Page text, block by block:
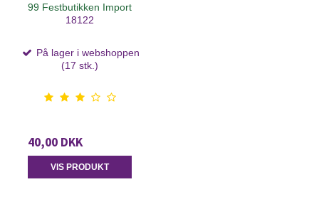
99 Festbutikken Import
18122
På lager i webshoppen
(17 stk.)
40,00 DKK
VIS PRODUKT